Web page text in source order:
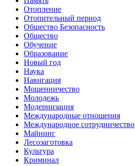
Отопление
Отопительный период
Общество Безопасность
Общество
Обучение
Образование
Новый год
Наука
Навигация
Мошенничество
Молодежь
Модернизация
Международные отношения
Международное сотрудничество
Майнинг
Лесозаготовка
Культура
Криминал